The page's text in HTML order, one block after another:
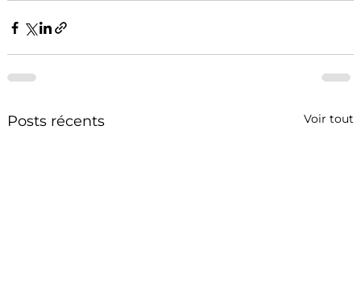
Posts récents Voir tout